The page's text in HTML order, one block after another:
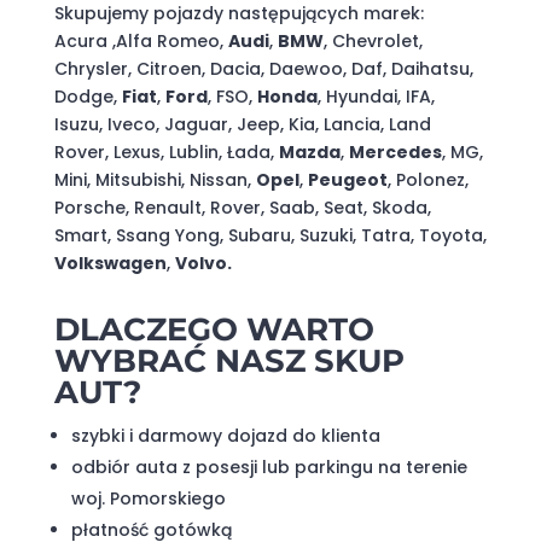
Skupujemy pojazdy następujących marek:
Acura ,Alfa Romeo, Audi, BMW, Chevrolet,
Chrysler, Citroen, Dacia, Daewoo, Daf, Daihatsu,
Dodge, Fiat, Ford, FSO, Honda, Hyundai, IFA,
Isuzu, Iveco, Jaguar, Jeep, Kia, Lancia, Land
Rover, Lexus, Lublin, Łada, Mazda, Mercedes, MG,
Mini, Mitsubishi, Nissan, Opel, Peugeot, Polonez,
Porsche, Renault, Rover, Saab, Seat, Skoda,
Smart, Ssang Yong, Subaru, Suzuki, Tatra, Toyota,
Volkswagen, Volvo.
DLACZEGO WARTO
WYBRAĆ NASZ SKUP
AUT?
szybki i darmowy dojazd do klienta
odbiór auta z posesji lub parkingu na terenie
woj. Pomorskiego
płatność gotówką